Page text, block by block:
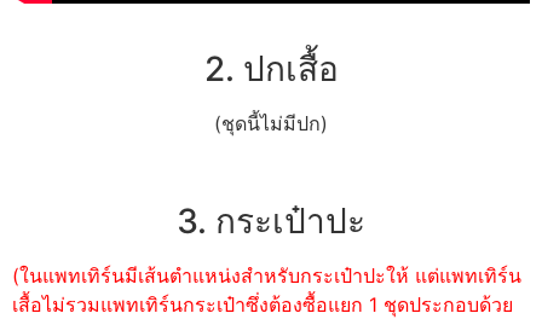
2. ปกเสื้อ
(ชุดนี้ไม่มีปก)
3. กระเป๋าปะ
(ในแพทเทิร์นมีเส้นตำแหน่งสำหรับกระเป๋าปะให้ แต่แพทเทิร์น
เสื้อไม่รวมแพทเทิร์นกระเป๋าซึ่งต้องซื้อแยก 1 ชุดประกอบด้วย